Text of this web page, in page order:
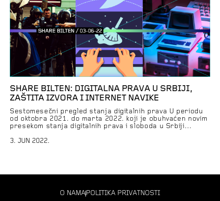
SHARE BILTEN: DIGITALNA PRAVA U SRBIJI,
ZAŠTITA IZVORA I INTERNET NAVIKE
Šestomesečni pregled stanja digitalnih prava U periodu
od oktobra 2021. do marta 2022. koji je obuhvaćen novim
presekom stanja digitalnih prava i sloboda u Srbiji
je trend slučajeva ugrožavanja sigurnosti kroz preteće
3. JUN 2022.
O NAMAPOLITIKA PRIVATNOSTI